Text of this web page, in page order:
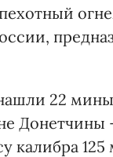
22
Донетчины
калибра